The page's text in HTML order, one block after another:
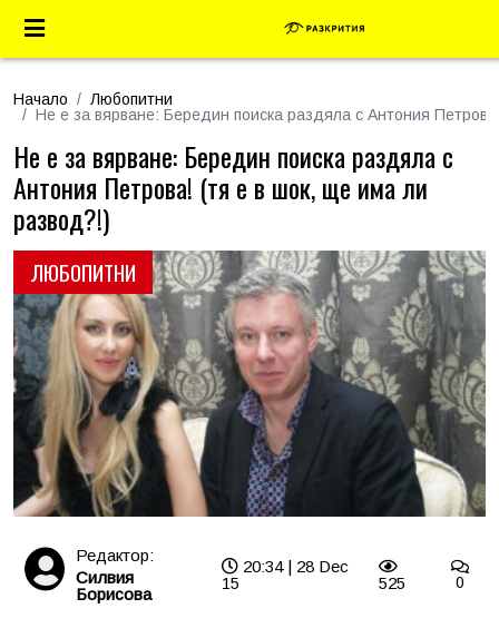
Начало
Любопитни
Не е за вярване: Бередин поиска раздяла с Антония
ЛЮБОПИТНИ
Не е за вярване: Бередин поиска раздяла с
Антония Петрова! (тя е в шок, ще има ли
развод?!)
Редактор:
Силвия
Борисова
20:34 | 28 Dec
15
525 0